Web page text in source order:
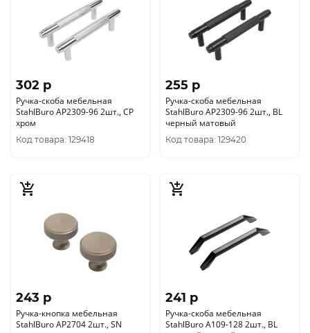
302 p
Ручка-скоба мебельная
StahlBuro AP2309-96 2шт., CP
хром
Код товара: 129418
255 p
Ручка-скоба мебельная
StahlBuro AP2309-96 2шт., BL
черный матовый
Код товара: 129420
243 p
Ручка-кнопка мебельная
StahlBuro AP2704 2шт., SN
241 p
Ручка-скоба мебельная
StahlBuro A109-128 2шт., BL